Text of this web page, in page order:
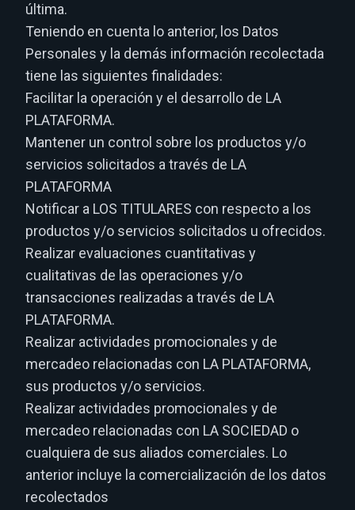
última.
Teniendo en cuenta lo anterior, los Datos
Personales y la demás información recolectada
tiene las siguientes finalidades:
Facilitar la operación y el desarrollo de LA
PLATAFORMA.
Mantener un control sobre los productos y/o
servicios solicitados a través de LA
PLATAFORMA
Notificar a LOS TITULARES con respecto a los
productos y/o servicios solicitados u ofrecidos.
Realizar evaluaciones cuantitativas y
cualitativas de las operaciones y/o
transacciones realizadas a través de LA
PLATAFORMA.
Realizar actividades promocionales y de
mercadeo relacionadas con LA PLATAFORMA,
sus productos y/o servicios.
Realizar actividades promocionales y de
mercadeo relacionadas con LA SOCIEDAD o
cualquiera de sus aliados comerciales. Lo
anterior incluye la comercialización de los datos
recolectados